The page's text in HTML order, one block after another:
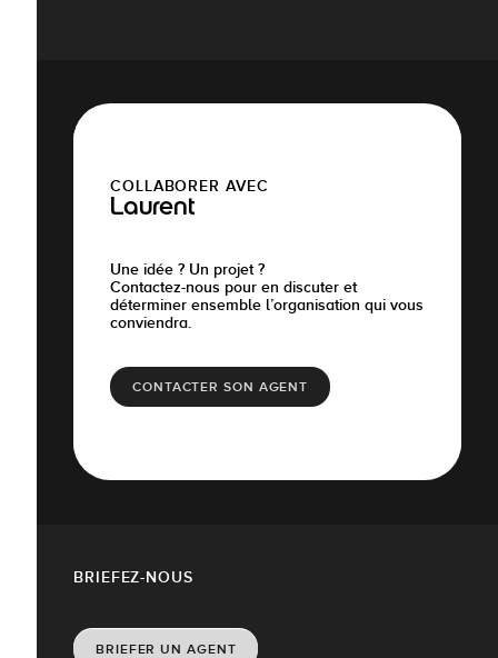
COLLABORER AVEC
Laurent
Une idée ? Un projet ?
Contactez-nous pour en discuter et
déterminer ensemble l’organisation qui vous
conviendra.
CONTACTER SON AGENT
BRIEFEZ-NOUS
BRIEFER UN AGENT